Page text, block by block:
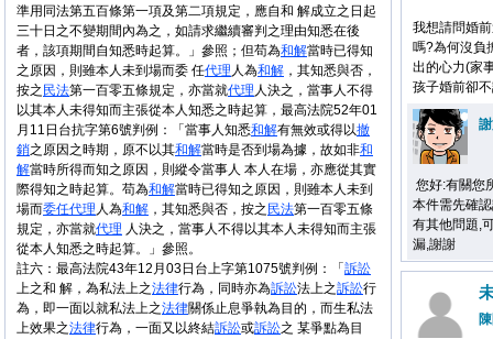
準用同法第五百條第一項及第二項規定，應自和 解成立之日起
三十日之不變期間內為之，如請求繼續審判之理由知悉在後
者，該項期間自知悉時起算。」參照；但苟為和解當時已得知
之原因，則雖本人未到場而委 任代理 人為和解 ，其知悉與否，
按之 民法第一百零五條規定，亦當就代理 人決之，當事人不得
以其本人未得知而主張從本人知悉之時起算，最高法院52年01
月11日台抗字第6號判例：「當事人知悉和解有無效或得以撤
銷之原因之時期，原不以其和解當時是否到場為據，故如非和
解當時所得而知之原因，則縱令當事人 本人在場，亦應從其實
際得知之時起算。苟為和解當時已得知之原因，則雖本人未到
場而委任代理 人為和解 ，其知悉與否，按之 民法第一百零五條
規定，亦當就代理 人決之，當事人不得以其本人未得知而主張
從本人知悉之時起算。」參照。
註六：最高法院43年12月03日台上字第1075號判例：「 訴訟
上之和 解，為私法上之法律行為，同時亦為訴訟法上之訴訟行
為，即一面以就私法上之法律關係止息爭執為目的，而生私法
上效果之法律行為，一面又以終結訴訟或訴訟之 某爭點為目
我想請問婚
嗎?為何沒負
出的心力(家
孩子婚前卻
您好:有關您
本件需先確
有其他問題,
漏,謝謝